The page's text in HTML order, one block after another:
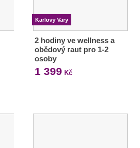
Karlovy Vary
2 hodiny ve wellness a
obědový raut pro 1-2
osoby
1 399 Kč